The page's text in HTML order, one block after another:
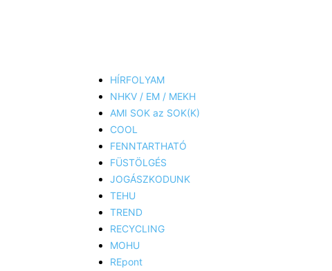
HÍRFOLYAM
NHKV / EM / MEKH
AMI SOK az SOK(K)
COOL
FENNTARTHATÓ
FÜSTÖLGÉS
JOGÁSZKODUNK
TEHU
TREND
RECYCLING
MOHU
REpont